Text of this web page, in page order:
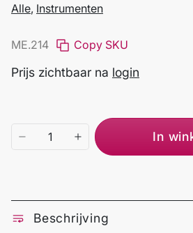
Alle, Instrumenten
ME.214 Copy SKU
Prijs zichtbaar na login
In
Beschrijving